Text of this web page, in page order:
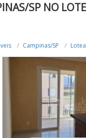
SP NO
Campinas/SP